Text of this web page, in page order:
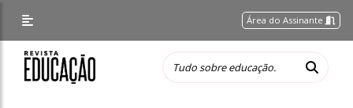
Área do Assinante